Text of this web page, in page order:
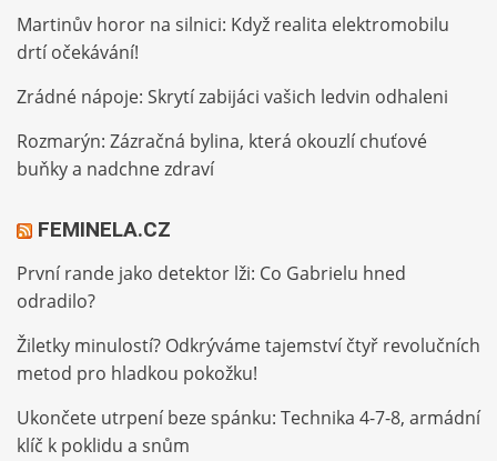
Martinův horor na silnici: Když realita elektromobilu
drtí očekávání!
Zrádné nápoje: Skrytí zabijáci vašich ledvin odhaleni
Rozmarýn: Zázračná bylina, která okouzlí chuťové
buňky a nadchne zdraví
FEMINELA.CZ
První rande jako detektor lži: Co Gabrielu hned
odradilo?
Žiletky minulostí? Odkrýváme tajemství čtyř revolučních
metod pro hladkou pokožku!
Ukončete utrpení beze spánku: Technika 4-7-8, armádní
klíč k poklidu a snům